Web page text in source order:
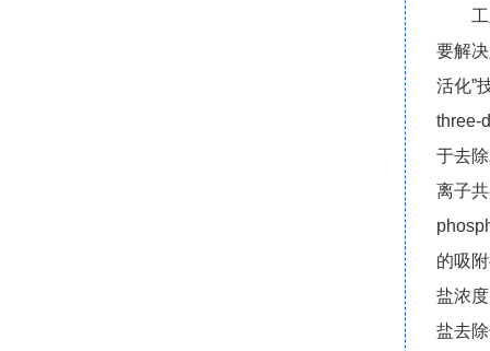
要解
活化”
three-
于去
离子
的吸
盐浓
盐去